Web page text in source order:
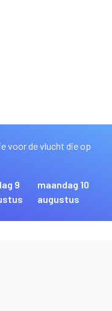
voor de vlucht die op
9
maandag 10
augustus